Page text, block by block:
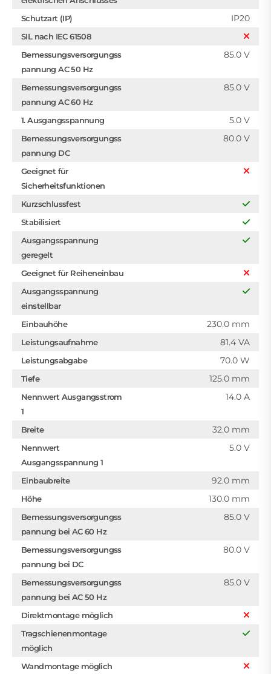
Schutzart (IP) IP20
SIL nach IEC 61508
Bemessungsversorgungss
pannung AC 50 Hz
85.0 V
Bemessungsversorgungss
pannung AC 60 Hz
85.0 V
1. Ausgangsspannung 5.0 V
Bemessungsversorgungss
pannung DC
80.0 V
Geeignet für
Sicherheitsfunktionen
Kurzschlussfest
Stabilisiert
Ausgangsspannung
geregelt
Geeignet für Reiheneinbau
Ausgangsspannung
einstellbar
Einbauhöhe
230.0 mm
Leistungsaufnahme 81.4 VA
Leistungsabgabe 70.0 W
Tiefe 125.0 mm
Nennwert Ausgangsstrom
1
14.0 A
Breite 32.0 mm
Nennwert
Ausgangsspannung 1
5.0 V
Einbaubreite 92.0 mm
Höhe 130.0 mm
Bemessungsversorgungss
pannung bei AC 60 Hz
85.0 V
Bemessungsversorgungss
pannung bei DC
80.0 V
Bemessungsversorgungss
pannung bei AC 50 Hz
85.0 V
Direktmontage möglich
Tragschienenmontage
möglich
Wandmontage möglich